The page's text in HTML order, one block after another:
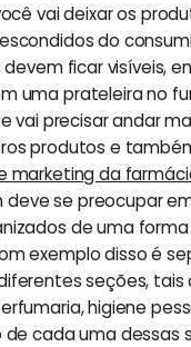
vai deixar os
do
ficar visíveis,
uma prateleira no
vai precisar andar
produtos e
marketing da
se preocupar
de uma
exemplo disso é
seções, tais
higiene
de cada uma dessas